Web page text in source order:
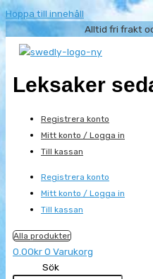
Hoppa till innehåll
Alltid fri frakt
Leksaker
Registrera konto
Mitt konto / Logga in
Till kassan
Registrera konto
Mitt konto / Logga in
Till kassan
Alla produkter
0.00kr0 Varukorg
Sök